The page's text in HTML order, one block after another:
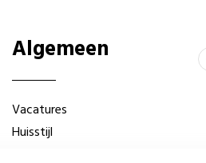
Algemeen
Vacatures
Huisstijl